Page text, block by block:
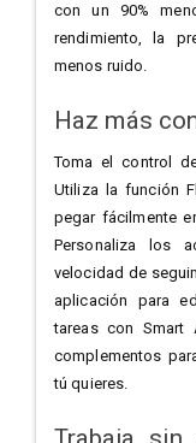
con un 90%
rendimiento, la
menos ruido.
Haz más
Toma el control
Utiliza la función
pegar fácilmente
Personaliza los
velocidad de
aplicación para
tareas con Smart
complementos
tú quieres.